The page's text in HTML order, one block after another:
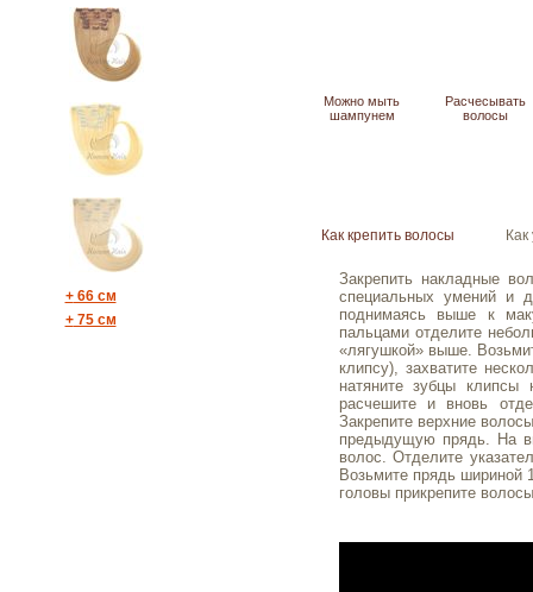
+66 см
+75 см
Можно мыть
шампунем
Расчесывать
волосы
Как крепить волосы
Закрепить накладные
специальных умений и
поднимаясь выше к
пальцами отделите
«лягушкой» выше.
клипсу), захватите
натяните зубцы
расчешите и вновь
Закрепите верхние
предыдущую прядь. На
волос. Отделите
Возьмите прядь шириной
головы прикрепите